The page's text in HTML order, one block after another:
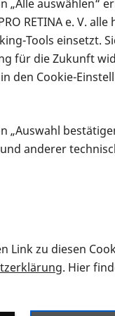
wie Sie
auswählen“
RETINA e. V.
Tools einsetzt.
für die Zukunft
den Cookie-
„Auswahl
anderer
Link zu diesen
. Hier